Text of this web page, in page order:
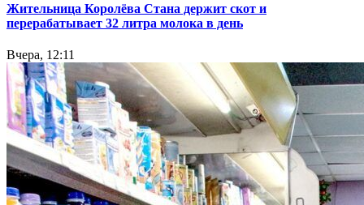
Жительница Королёва Стана держит скот и
перерабатывает 32 литра молока в день
Вчера, 12:11